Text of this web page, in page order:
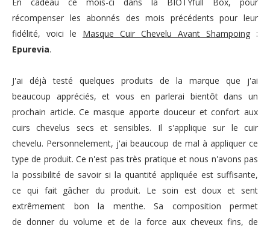
récompenser les abonnés des mois précédents pour leur
fidélité, voici le Masque Cuir Chevelu Avant Shampoing :
Epurevia.
J'ai déjà testé quelques produits de la marque que j'ai
beaucoup appréciés, et vous en parlerai bientôt dans un
prochain article. Ce masque apporte douceur et confort aux
cuirs chevelus secs et sensibles. Il s'applique sur le cuir
chevelu. Personnelement, j'ai beaucoup de mal à appliquer ce
type de produit. Ce n'est pas très pratique et nous n'avons pas
la possibilité de savoir si la quantité appliquée est suffisante,
ce qui fait gâcher du produit. Le soin est doux et sent
extrêmement bon la menthe. Sa composition permet
dedonner du volume et de la force aux cheveux fins, de